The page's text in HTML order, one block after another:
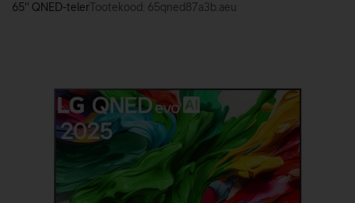
65'' QNED-telerTootekood: 65qned87a3b.aeu